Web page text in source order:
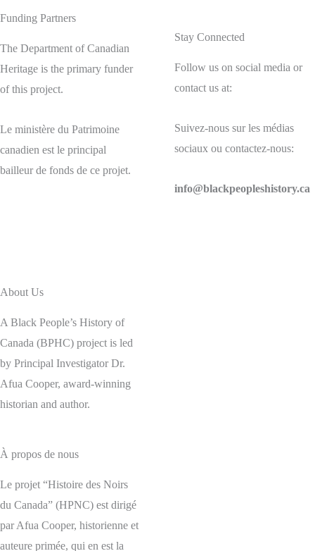
Funding Partners
The Department of Canadian
Heritage is the primary funder
of this project.
Le ministère du Patrimoine
canadien est le principal
bailleur de fonds de ce projet.
Stay Connected
Follow us on social media or
contact us at:
Suivez-nous sur les médias
sociaux ou contactez-nous:
info@blackpeopleshistory.ca
About Us
A Black People’s History of
Canada (BPHC) project is led
by Principal Investigator Dr.
Afua Cooper, award-winning
historian and author.
À propos de nous
Le projet “Histoire des Noirs
du Canada” (HPNC) est dirigé
par Afua Cooper, historienne et
auteure primée, qui en est la